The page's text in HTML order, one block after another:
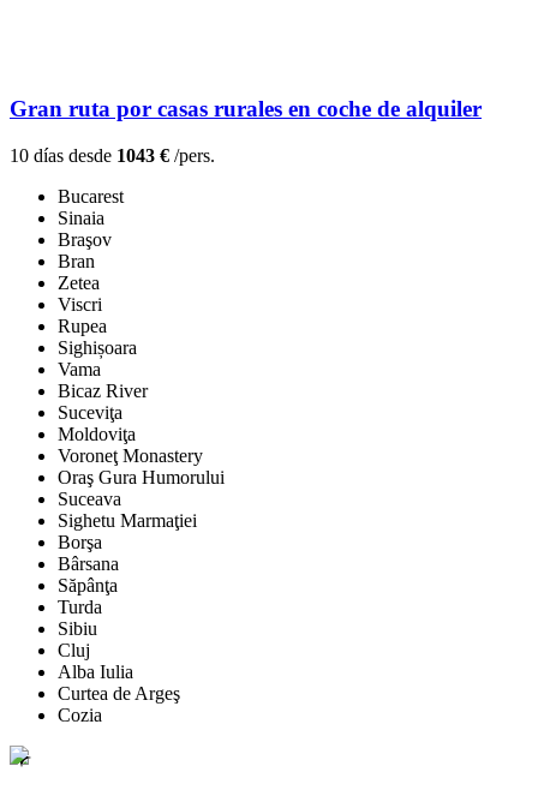
Gran ruta por casas rurales en coche de alquiler
10 días desde 1043 € /pers.
Bucarest
Sinaia
Braşov
Bran
Zetea
Viscri
Rupea
Sighișoara
Vama
Bicaz River
Suceviţa
Moldoviţa
Voroneţ Monastery
Oraş Gura Humorului
Suceava
Sighetu Marmaţiei
Borşa
Bârsana
Săpânţa
Turda
Sibiu
Cluj
Alba Iulia
Curtea de Argeş
Cozia